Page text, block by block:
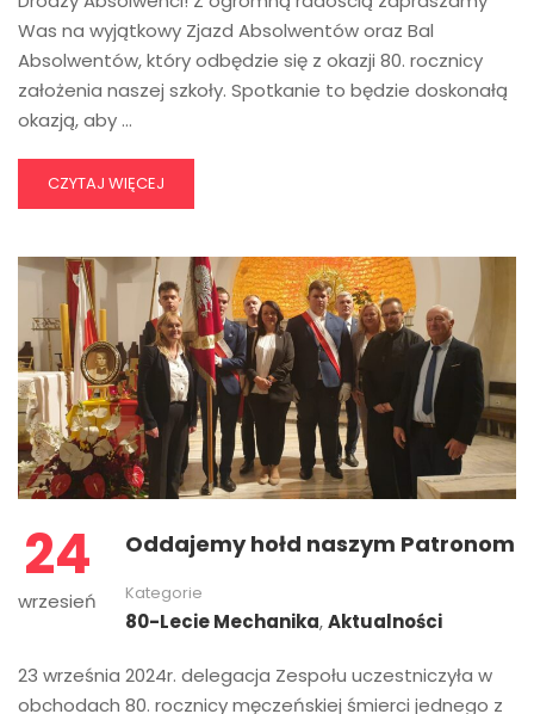
Was na wyjątkowy Zjazd Absolwentów oraz Bal
Absolwentów, który odbędzie się z okazji 80. rocznicy
założenia naszej szkoły. Spotkanie to będzie doskonałą
okazją, aby …
CZYTAJ WIĘCEJ
24
wrzesień
Oddajemy hołd naszym Patronom
Kategorie
80-Lecie Mechanika,Aktualności
23 września 2024r. delegacja Zespołu uczestniczyła w
obchodach 80. rocznicy męczeńskiej śmierci jednego z